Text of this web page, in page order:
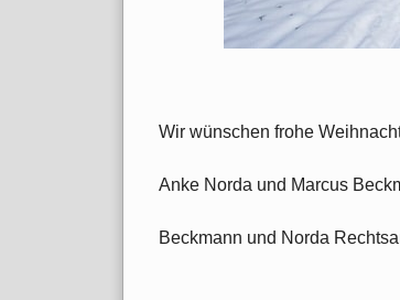
Wir wünschen frohe
Anke Norda und Marcus
Beckmann und Norda